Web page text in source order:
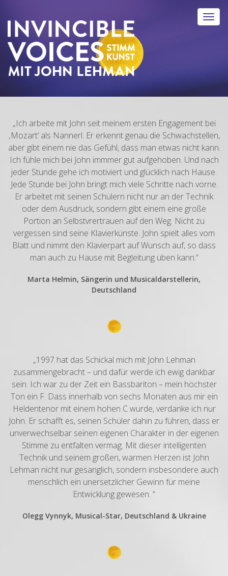
„Ich arbeite mit John seit meinem ersten Engagement bei
‚Mozart‘ als Nannerl. Er erkennt genau die Schwachstellen,
aber gibt einem nie das Gefühl, dass man etwas nicht kann.
Ich fühle mich bei John immmer gut aufgehoben. Und nach
jeder Stunde gehe ich motiviert und glücklich nach Hause.
Jede Stunde bei John bringt mich viele Schritte nach vorne.
Er arbeitet mit seinen Schülern nicht nur an der Technik
oder dem Ausdruck, sondern gibt einem eine große
Portion an Selbstvrertrauen auf den Weg. Nicht zu
vergessen sind seine Klavierkünste. John spielt alles vom
Blatt und nimmt den Klavierpart auf Wunsch auf, so dass
man auch zu Hause mit Begleitung üben kann.“
Marta Helmin, Sängerin und Musicaldarstellerin,
Deutschland
„1997 hat das Schickal mich mit John Lehman
zusammengebracht – und dafür werde ich ewig dankbar
sein. Ich war zu der Zeit ein Bassbariton – mein höchster
Ton ein F. Dass innerhalb von sechs Monaten aus mir ein
Heldentenor mit einem hohen C wurde, verdanke ich nur
John. Er schafft es, seinen Schüler dahin zu führen, dass er
unverwechselbar seinen eigenen Charakter in der eigenen
Stimme zu entfalten vermag. Mit dieser intelligenten
Technik und seinem großen, warmen Herzen ist John
Lehman nicht nur gesanglich, sondern insbesondere auch
menschlich ein unersetzlicher Gewinn für meine
Entwicklung gewesen. “
Olegg Vynnyk, Musical-Star, Deutschland & Ukraine